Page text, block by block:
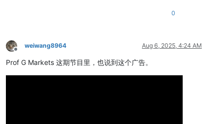
0
Offline
weiwang8964 Aug 6, 2025, 4:24 AM
Prof G Markets 这期节目里，也说到这个广告。